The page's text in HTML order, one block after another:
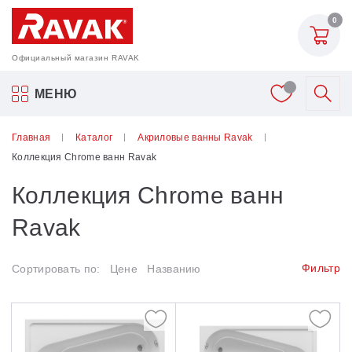
Официальный магазин RAVAK
0
МЕНЮ
Акриловые ванны Ravak
Назад
Асимметричные
BeHappy II
Душевые двери
Главная Каталог
Акриловые ванны Ravak
Коллекция Chrome ванн Ravak
Коллекция Chrome ванн
Ravak
Сортировать по: Цене Названию Фильтр